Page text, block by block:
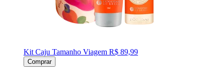
Kit Caju Tamanho Viagem R$ 89,99
Comprar